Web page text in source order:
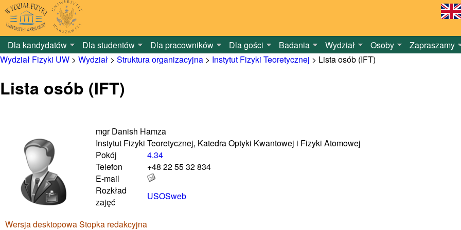
Dla kandydatów Dla studentów Dla pracowników Dla gości Badania Wydział Osoby Zapraszamy
Wydział Fizyki UW > Wydział > Struktura organizacyjna > Instytut Fizyki Teoretycznej > Lista osób (IFT)
Lista osób (IFT)
mgr Danish Hamza
Instytut Fizyki Teoretycznej, Katedra Optyki Kwantowej i Fizyki Atomowej
Pokój
4.34
Telefon
+48 22 55 32 834
E-mail
Rozkład
zajęć
USOSweb
Wersja desktopowaStopka redakcyjna